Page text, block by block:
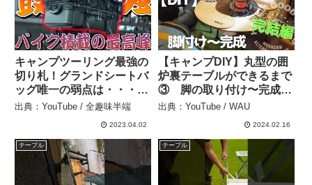
キャンプツーリング最強の
切り札！グランドシートバ
ッグ唯一の弱点は・・・ –
全趣味半端
出典：YouTube / 全趣味半端
2023.04.02
【キャンプDIY】丸型の囲
炉裏テーブルができるまで
③ 脚の取り付け〜完成ま
で – WAU
出典：YouTube / WAU
2024.02.16
テーブル テーブル